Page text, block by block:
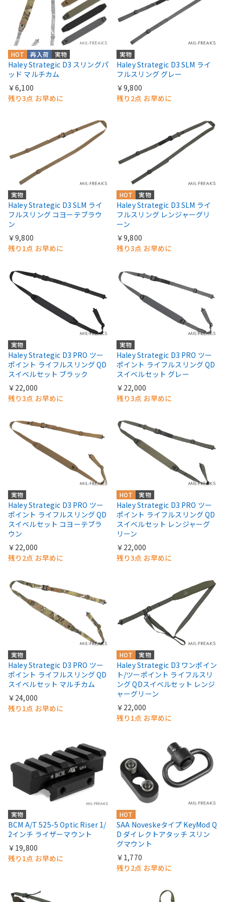
HOT 再入荷 実物
Haley Strategic D3 スリングパ
ッド マルチカム
￥6,100
残り3点 お早めに
実物
Haley Strategic D3 SLM ライ
フルスリング グレー
￥9,800
残り2点 お早めに
実物
Haley Strategic D3 SLM ライ
フルスリング コヨーテブラウ
ン
￥9,800
残り1点 お早めに
HOT 実物
Haley Strategic D3 SLM ライ
フルスリング レンジャーグリ
ーン
￥9,800
残り3点 お早めに
実物
Haley Strategic D3 PRO ツー
ポイント ライフルスリング QD
スイベルセット ブラック
￥22,000
残り3点 お早めに
実物
Haley Strategic D3 PRO ツー
ポイント ライフルスリング QD
スイベルセット グレー
￥22,000
残り3点 お早めに
実物
Haley Strategic D3 PRO ツー
ポイント ライフルスリング QD
スイベルセット コヨーテブラ
ウン
￥22,000
残り2点 お早めに
HOT 実物
Haley Strategic D3 PRO ツー
ポイント ライフルスリング QD
スイベルセット レンジャーグ
リーン
￥22,000
残り3点 お早めに
実物
Haley Strategic D3 PRO ツー
ポイント ライフルスリング QD
スイベルセット マルチカム
￥24,000
残り1点 お早めに
HOT 実物
Haley Strategic D3 ワンポイン
ト/ツーポイント ライフルスリ
ング QDスイベルセット レンジ
ャーグリーン
￥22,000
残り1点 お早めに
実物
BCM A/T 525-5 Optic Riser 1/
2インチ ライザーマウント
￥19,800
残り1点 お早めに
HOT
SAA Noveskeタイプ KeyMod Q
D ダイレクトアタッチ スリン
グマウント
￥1,770
残り2点 お早めに